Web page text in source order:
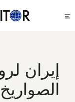
إلى
إيران